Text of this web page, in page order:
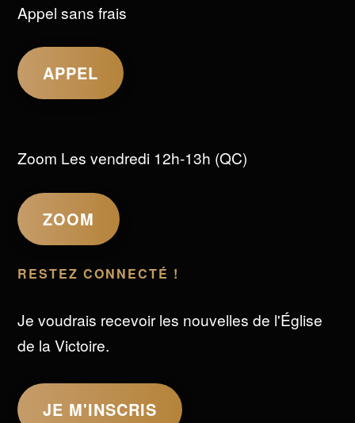
Appel sans frais
APPEL
Zoom Les vendredi 12h-13h (QC)
ZOOM
RESTEZ CONNECTÉ !
Je voudrais recevoir les nouvelles de l'Église
de la Victoire.
JE M'INSCRIS